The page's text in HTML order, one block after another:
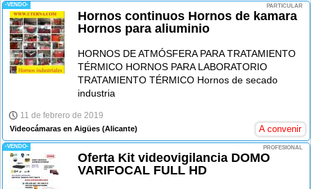
-VENDO- PARTICULAR
Hornos continuos Hornos de kamara
Hornos para aliuminio
HORNOS DE ATMÓSFERA PARA TRATAMIENTO
TÉRMICO HORNOS PARA LABORATORIO
TRATAMIENTO TÉRMICO Hornos de secado
industria
11 de febrero de 2019
Videocámaras en Aigües (Alicante) A convenir
-VENDO- PROFESIONAL
Oferta Kit videovigilancia DOMO
VARIFOCAL FULL HD